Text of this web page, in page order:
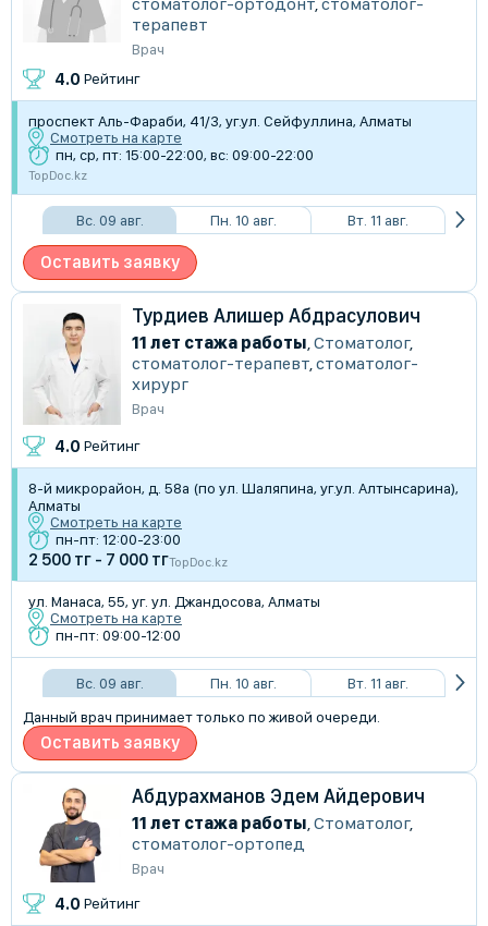
терапевт
Врач
4.0 Рейтинг
​проспект Аль-Фараби, 41/3, уг.ул. Сейфуллина, Алматы
Смотреть на карте
пн, ср, пт: 15:00-22:00, вс: 09:00-22:00
TopDoc.kz
Вс. 09 авг. Пн. 10 авг. Вт. 11 авг.
Оставить заявку
Турдиев Алишер Абдрасулович
11 лет стажа работы,Стоматолог,
стоматолог-терапевт,стоматолог-
хирург
Врач
4.0 Рейтинг
8-й микрорайон, д. 58а (по ул. Шаляпина, уг.ул. Алтынсарина),
Алматы
Смотреть на карте
пн-пт: 12:00-23:00
2 500 тг - 7 000 тгTopDoc.kz
ул. Манаса, 55, уг. ул. Джандосова, Алматы
Смотреть на карте
пн-пт: 09:00-12:00
Вс. 09 авг. Пн. 10 авг.
Вт. 11 авг.
Данный врач принимает только по живой очереди.
Оставить заявку
Абдурахманов Эдем Айдерович
11 лет стажа работы,Стоматолог,
стоматолог-ортопед
Врач
4.0 Рейтинг